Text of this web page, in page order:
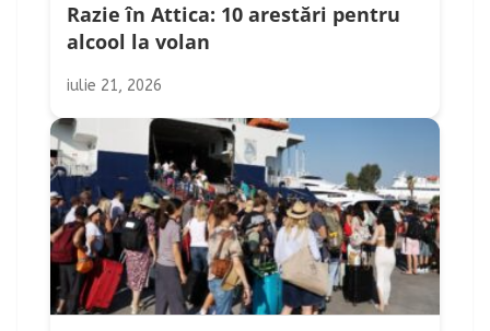
Razie în Attica: 10 arestări pentru
alcool la volan
iulie 21, 2026